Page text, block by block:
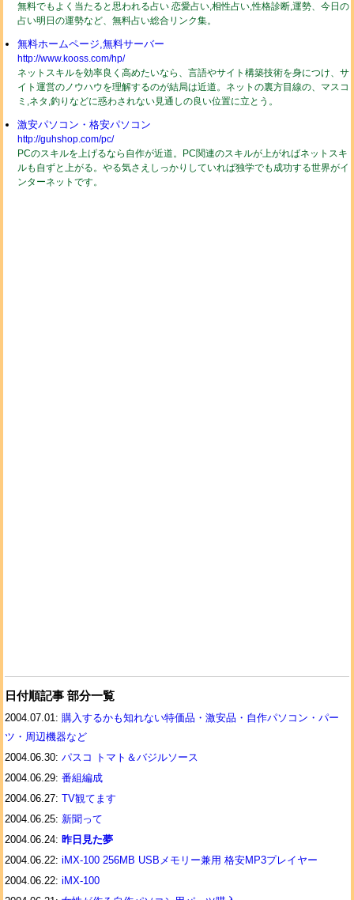
無料でもよく当たると思われる占い 恋愛占い,相性占い,性格診断,運勢、今日の
占い明日の運勢など、無料占い総合リンク集。
無料ホームページ,無料サーバー
http://www.kooss.com/hp/
ネットスキルを効率良く高めたいなら、言語やサイト構築技術を身につけ、サ
イト運営のノウハウを理解するのが結局は近道。ネットの裏方目線の、マスコ
ミ,ネタ,釣りなどに惑わされない見通しの良い位置に立とう。
激安パソコン・格安パソコン
http://guhshop.com/pc/
PCのスキルを上げるなら自作が近道。PC関連のスキルが上がればネットスキ
ルも自ずと上がる。やる気さえしっかりしていれば独学でも成功する世界がイ
ンターネットです。
日付順記事 部分一覧
2004.07.01: 購入するかも知れない特価品・激安品・自作パソコン・パー
ツ・周辺機器など
2004.06.30: パスコ トマト＆バジルソース
2004.06.29: 番組編成
2004.06.27: TV観てます
2004.06.25: 新聞って
2004.06.24: 昨日見た夢
2004.06.22: iMX-100 256MB USBメモリー兼用 格安MP3プレイヤー
2004.06.22: iMX-100